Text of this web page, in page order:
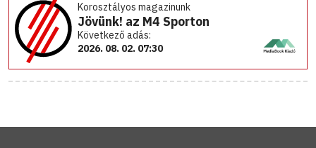
Korosztályos magazinunk
Jövünk! az M4 Sporton
Következő adás:
2026. 08. 02. 07:30